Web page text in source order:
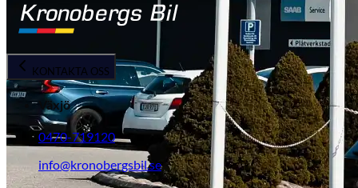
KONTAKTA OSS
Växjö
0470-719120
info@kronobergsbil.se